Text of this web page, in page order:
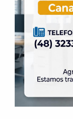
31 de julho de
Venha para
31 de julho de
Alteração
23 de julho de
O Torneio